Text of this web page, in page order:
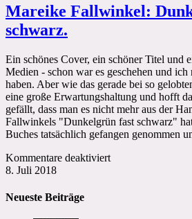
Mareike Fallwinkel:
schwarz.
Ein schönes Cover, ein schöner Titel und
Medien - schon war es geschehen und ich
haben. Aber wie das gerade bei so
eine große Erwartungshaltung und hofft
gefällt, dass man es nicht mehr aus der
Fallwinkels "Dunkelgrün fast schwarz"
Buches tatsächlich gefangen genommen
Kommentare deaktiviertfür
8. Juli 2018
Neueste Beiträge